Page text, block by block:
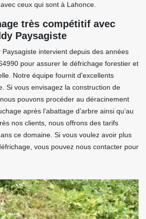
ceux qui sont à Lahonce.
très compétitif avec
Paysagiste
intervient depuis des années
pour assurer le défrichage forestier et
Notre équipe fournit d'excellents
Si vous envisagez la construction de
pouvons procéder au déracinement
après l’abattage d’arbre ainsi qu’au
nos clients, nous offrons des tarifs
ce domaine. Si vous voulez avoir plus
vous pouvez nous contacter pour